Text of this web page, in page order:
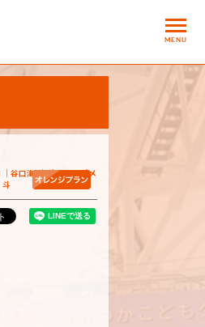
MENU
谷口海
斗
ダニーロ ゴメ
ス